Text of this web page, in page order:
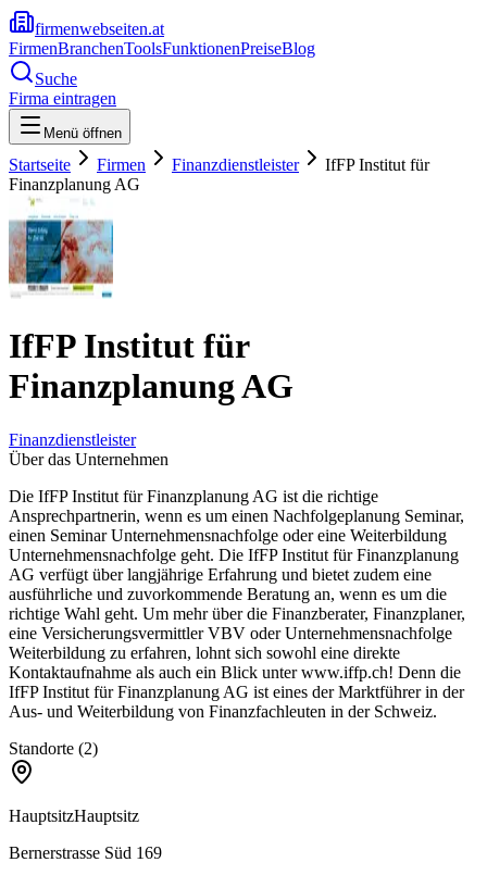
firmenwebseiten.at
FirmenBranchenToolsFunktionenPreiseBlog
Suche
Firma eintragen
Menü öffnen
Startseite Firmen Finanzdienstleister
IfFP Institut für
Finanzplanung AG
IfFP Institut für
Finanzplanung AG
Finanzdienstleister
Über das Unternehmen
Die IfFP Institut für Finanzplanung AG ist die richtige
Ansprechpartnerin, wenn es um einen Nachfolgeplanung Seminar,
einen Seminar Unternehmensnachfolge oder eine Weiterbildung
Unternehmensnachfolge geht. Die IfFP Institut für Finanzplanung
AG verfügt über langjährige Erfahrung und bietet zudem eine
ausführliche und zuvorkommende Beratung an, wenn es um die
richtige Wahl geht. Um mehr über die Finanzberater, Finanzplaner,
eine Versicherungsvermittler VBV oder Unternehmensnachfolge
Weiterbildung zu erfahren, lohnt sich sowohl eine direkte
Kontaktaufnahme als auch ein Blick unter www.iffp.ch! Denn die
IfFP Institut für Finanzplanung AG ist eines der Marktführer in der
Aus- und Weiterbildung von Finanzfachleuten in der Schweiz.
Standorte (2)
HauptsitzHauptsitz
Bernerstrasse Süd 169